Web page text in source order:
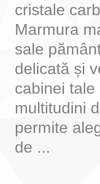
cristale
Marmura
sale
delicată și
cabinei
multitudini
permite
de ...